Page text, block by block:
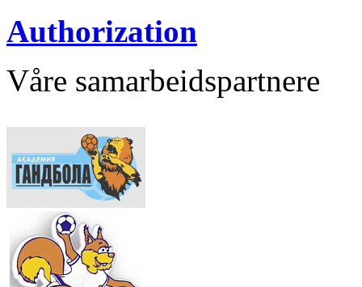
Authorization
Våre samarbeidspartnere